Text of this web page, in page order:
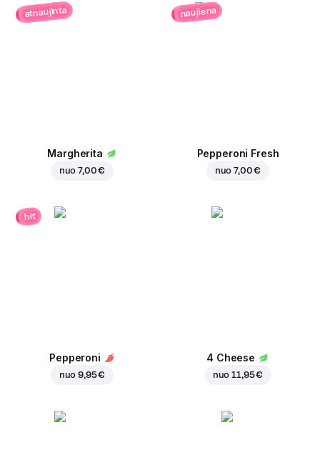
atnaujinta
Margherita
nuo7,00 €
naujiena
Pepperoni Fresh
nuo7,00 €
hit
Pepperoni
nuo9,95 €
4 Cheese
nuo11,95 €